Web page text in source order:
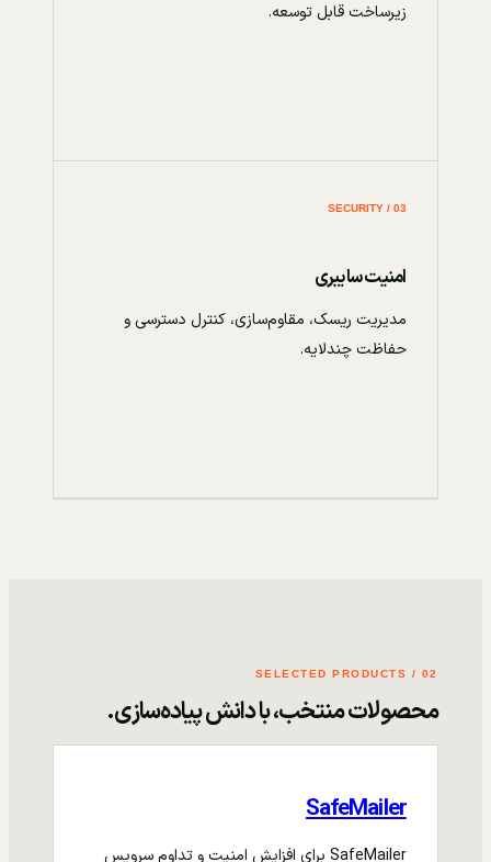
زیرساخت قابل توسعه.
03 / SECURITY
امنیت سایبری
مدیریت ریسک، مقاوم‌سازی، کنترل دسترسی و
حفاظت چندلایه.
02 / SELECTED PRODUCTS
محصولات منتخب، با دانش پیاده‌سازی.
SafeMailer
SafeMailer برای افزایش امنیت و تداوم سرویس